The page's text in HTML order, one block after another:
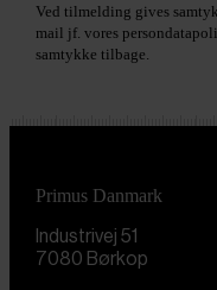
Ved tilmelding gives
mail jf. vores
samtykke tilbage.
Primus Danmark
Industrivej 51
7080 Børkop